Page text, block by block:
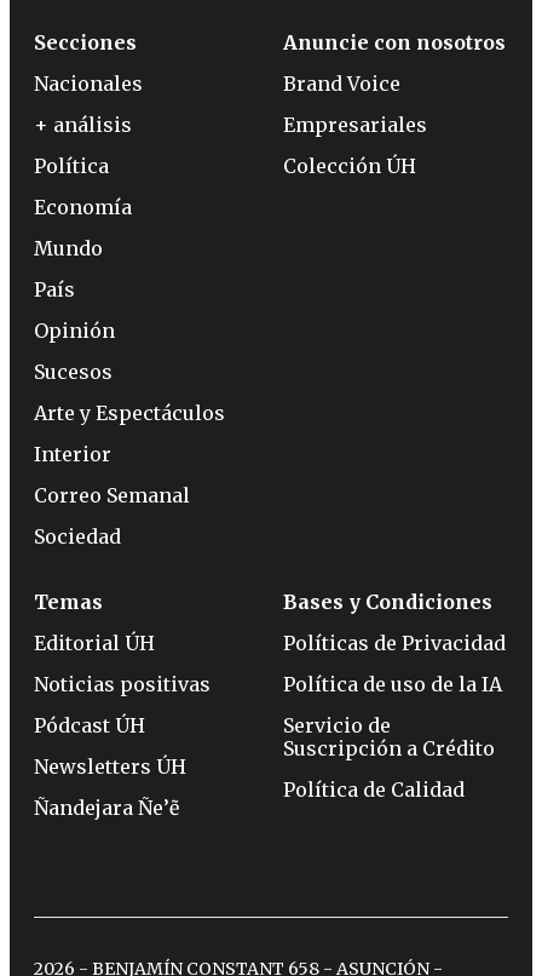
Secciones
Nacionales
+ análisis
Política
Economía
Mundo
País
Opinión
Sucesos
Arte y Espectáculos
Interior
Correo Semanal
Sociedad
Anuncie con nosotros
Brand Voice
Empresariales
Colección ÚH
Temas
Editorial ÚH
Noticias positivas
Pódcast ÚH
Newsletters ÚH
Ñandejara Ñe’ẽ
Bases y Condiciones
Políticas de Privacidad
Política de uso de la IA
Servicio de
Suscripción a Crédito
Política de Calidad
2026 - BENJAMÍN CONSTANT 658 - ASUNCIÓN -